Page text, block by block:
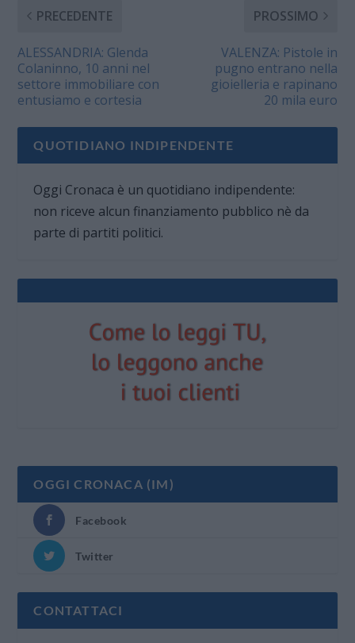
PRECEDENTE
ALESSANDRIA: Glenda
Colaninno, 10 anni nel
settore immobiliare con
entusiamo e cortesia
PROSSIMO
VALENZA: Pistole in
pugno entrano nella
gioielleria e rapinano
20 mila euro
QUOTIDIANO INDIPENDENTE
Oggi Cronaca è un quotidiano indipendente:
non riceve alcun finanziamento pubblico nè da
parte di partiti politici.
OGGI CRONACA (IM)
Facebook
Twitter
CONTATTACI